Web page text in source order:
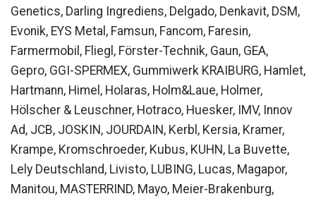
Genetics, Darling Ingrediens, Delgado, Denkavit, DSM,
Evonik, EYS Metal, Famsun, Fancom, Faresin,
Farmermobil, Fliegl, Förster-Technik, Gaun, GEA,
Gepro, GGI-SPERMEX, Gummiwerk KRAIBURG, Hamlet,
Hartmann, Himel, Holaras, Holm&Laue, Holmer,
Hölscher & Leuschner, Hotraco, Huesker, IMV, Innov
Ad, JCB, JOSKIN, JOURDAIN, Kerbl, Kersia, Kramer,
Krampe, Kromschroeder, Kubus, KUHN, La Buvette,
Lely Deutschland, Livisto, LUBING, Lucas, Magapor,
Manitou, MASTERRIND, Mayo, Meier-Brakenburg,